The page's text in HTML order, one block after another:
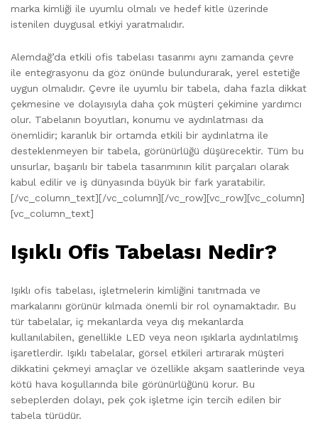
marka kimliği ile uyumlu olmalı ve hedef kitle üzerinde
istenilen duygusal etkiyi yaratmalıdır.
Alemdağ’da etkili ofis tabelası tasarımı aynı zamanda çevre
ile entegrasyonu da göz önünde bulundurarak, yerel estetiğe
uygun olmalıdır. Çevre ile uyumlu bir tabela, daha fazla dikkat
çekmesine ve dolayısıyla daha çok müşteri çekimine yardımcı
olur. Tabelanın boyutları, konumu ve aydınlatması da
önemlidir; karanlık bir ortamda etkili bir aydınlatma ile
desteklenmeyen bir tabela, görünürlüğü düşürecektir. Tüm bu
unsurlar, başarılı bir tabela tasarımının kilit parçaları olarak
kabul edilir ve iş dünyasında büyük bir fark yaratabilir.
[/vc_column_text][/vc_column][/vc_row][vc_row][vc_column]
[vc_column_text]
Işıklı Ofis Tabelası Nedir?
Işıklı ofis tabelası, işletmelerin kimliğini tanıtmada ve
markalarını görünür kılmada önemli bir rol oynamaktadır. Bu
tür tabelalar, iç mekanlarda veya dış mekanlarda
kullanılabilen, genellikle LED veya neon ışıklarla aydınlatılmış
işaretlerdir. Işıklı tabelalar, görsel etkileri artırarak müşteri
dikkatini çekmeyi amaçlar ve özellikle akşam saatlerinde veya
kötü hava koşullarında bile görünürlüğünü korur. Bu
sebeplerden dolayı, pek çok işletme için tercih edilen bir
tabela türüdür.